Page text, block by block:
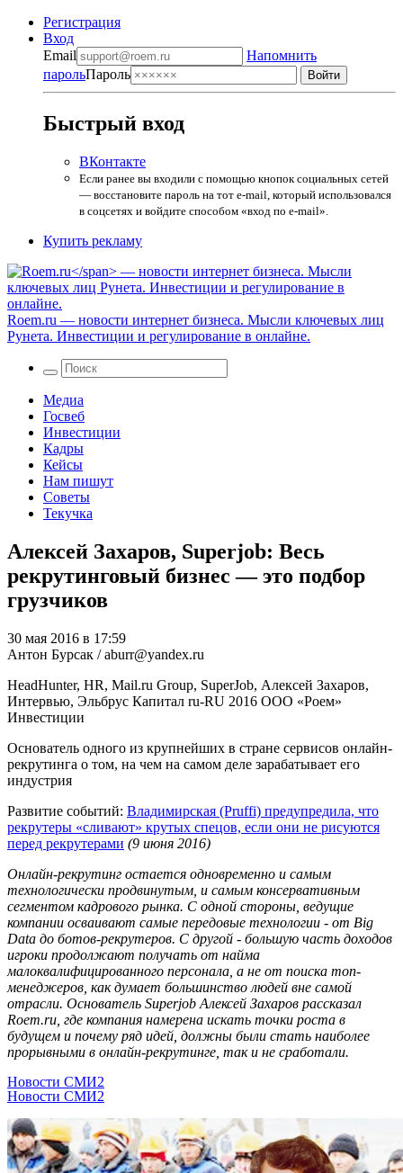
Регистрация
Вход
Email
Напомнить
парольПароль
Быстрый вход
ВКонтакте
Если ранее вы входили с помощью кнопок социальных сетей
— восстановите пароль на тот e-mail, который использовался
в соцсетях и войдите способом «вход по e-mail».
Купить рекламу
Roem.ru — новости интернет бизнеса. Мысли ключевых лиц
Рунета. Инвестиции и регулирование в онлайне.
Медиа
Госвеб
Инвестиции
Кадры
Кейсы
Нам пишут
Советы
Текучка
Алексей Захаров, Superjob: Весь
рекрутинговый бизнес — это подбор
грузчиков
30 мая 2016 в 17:59
Антон Бурсак / aburr@yandex.ru
HeadHunter, HR, Mail.ru Group, SuperJob, Алексей Захаров,
Интервью, Эльбрус Капитал ru-RU 2016 ООО «Роем»
Инвестиции
Основатель одного из крупнейших в стране сервисов онлайн-
рекрутинга о том, на чем на самом деле зарабатывает его
индустрия
Развитие событий: Владимирская (Pruffi) предупредила, что
рекрутеры «сливают» крутых спецов, если они не рисуются
перед рекрутерами (9 июня 2016)
Онлайн-рекрутинг остается одновременно и самым
технологически продвинутым, и самым консервативным
сегментом кадрового рынка. С одной стороны, ведущие
компании осваивают самые передовые технологии - от Big
Data до ботов-рекрутеров. С другой - большую часть доходов
игроки продолжают получать от найма
малоквалифицированного персонала, а не от поиска топ-
менеджеров, как думает большинство людей вне самой
отрасли. Основатель Superjob Алексей Захаров рассказал
Roem.ru, где компания намерена искать точки роста в
будущем и почему ряд идей, должны были стать наиболее
прорывными в онлайн-рекрутинге, так и не сработали.
Новости СМИ2
Новости СМИ2